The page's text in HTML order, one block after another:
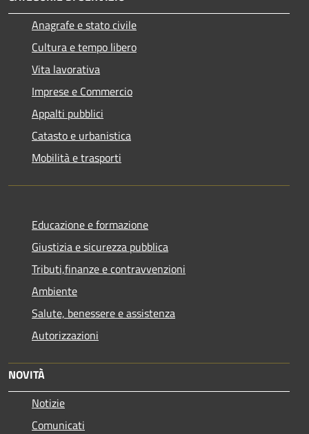
Anagrafe e stato civile
Cultura e tempo libero
Vita lavorativa
Imprese e Commercio
Appalti pubblici
Catasto e urbanistica
Mobilità e trasporti
Educazione e formazione
Giustizia e sicurezza pubblica
Tributi,finanze e contravvenzioni
Ambiente
Salute, benessere e assistenza
Autorizzazioni
NOVITÀ
Notizie
Comunicati